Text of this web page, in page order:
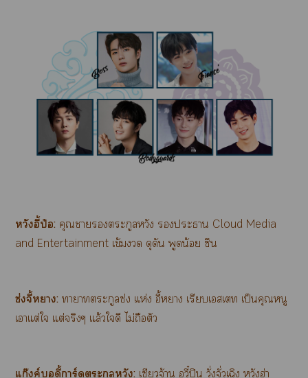
หวังอี้ป๋อ: คุณาตระกูลหวัง ะา Cloud Media
and Entertainment เข้ม ดุดัน พูดน้อย ซึน
ซ่งจี้หา: าาตระกูลซ่ง แห่ง อี้หา เรียบเสเท เป็นคุณหนู
เาแต่ใ แต่จริงๆ แล้วใดี ไม่ถือตัว
แก๊งค์บอดี้การ์ดตระกูลหวัง: เซียวจ้าน อวี๋ปิน วั่งจั่วเฉิง หวังฮ่า